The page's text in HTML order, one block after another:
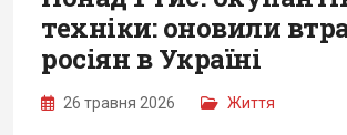
техніки: оновили
росіян в Україні
26 травня 2026 Життя